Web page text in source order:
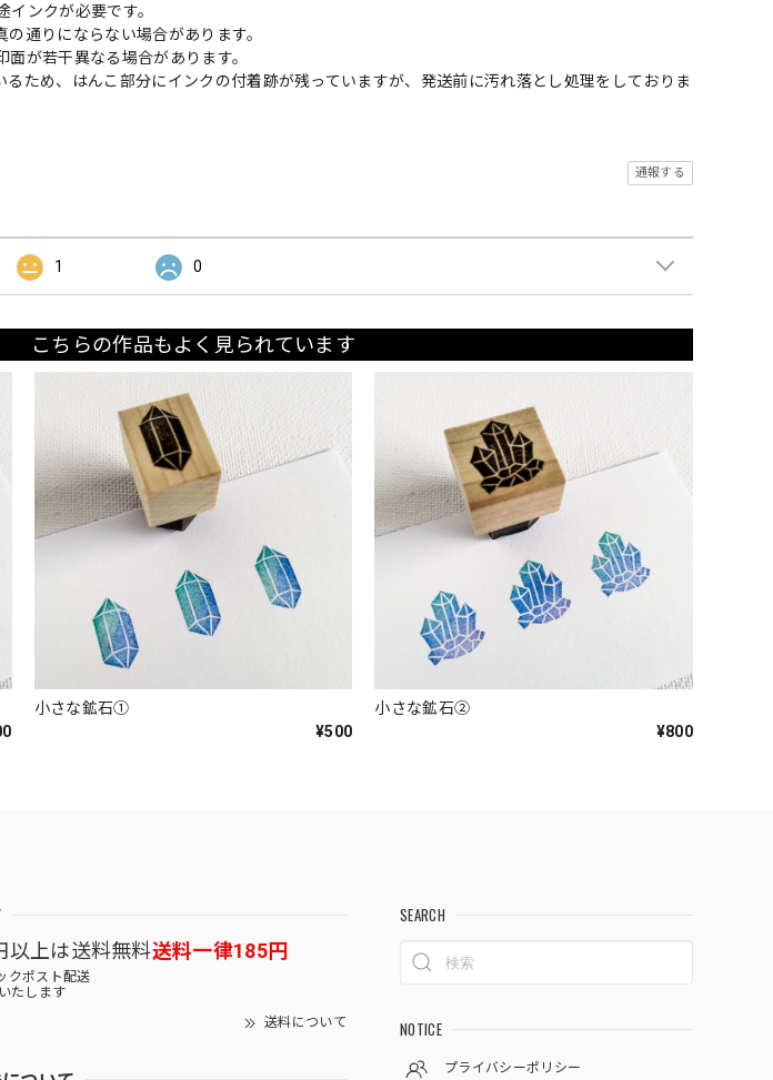
インクが必要です。
通りにならない場合があります。
が若干異なる場合があります。
るため、はんこ部分にインクの付着跡が残っていますが、発送前に汚れ落とし処理をしておりま
通報する
1 0
こちらの作品もよく見られています
小さな鉱石①
¥500
小さな鉱石②
¥800
以上は送料無料送料一律185円
クポスト配送
たします
送料について
SEARCH
NOTICE
プライバシーポリシー